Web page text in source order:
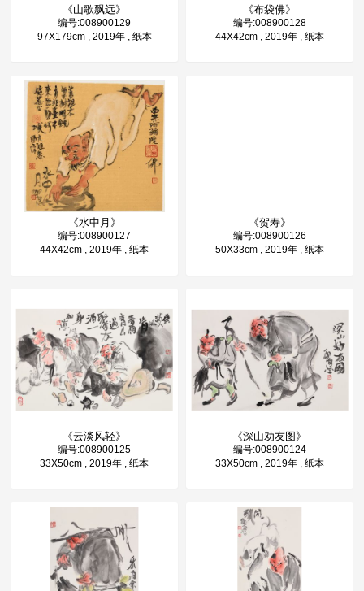
《山歌飘远》
编号:008900129
97X179cm , 2019年 , 纸本
《水中月》
编号:008900127
44X42cm , 2019年 , 纸本
《云淡风轻》
编号:008900125
33X50cm , 2019年 , 纸本
《布袋佛》
编号:008900128
44X42cm , 2019年 , 纸本
《贺寿》
编号:008900126
50X33cm , 2019年 , 纸本
《深山劝友图》
编号:008900124
33X50cm , 2019年 , 纸本